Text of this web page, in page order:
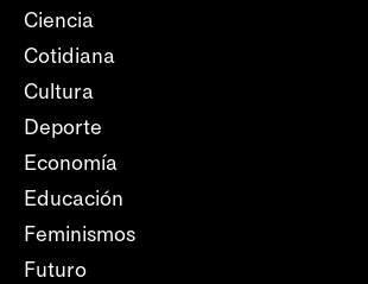
Ciencia
Cotidiana
Cultura
Deporte
Economía
Educación
Feminismos
Futuro